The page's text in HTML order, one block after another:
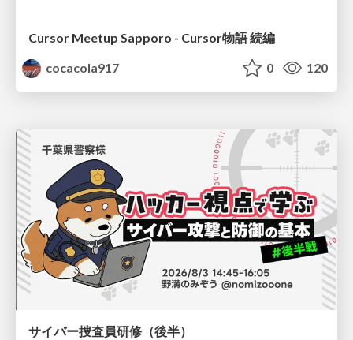
Cursor Meetup Sapporo - Cursor物語 続編
cocacola917
0 120
サイバー捜査員研修（後半）